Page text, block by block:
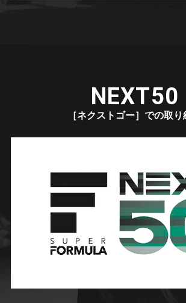
NEXT50
［ネクストゴー］での取り